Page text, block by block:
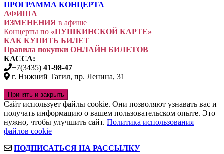
ПРОГРАММА КОНЦЕРТА
АФИША
ИЗМЕНЕНИЯ в афише
Концерты по «ПУШКИНСКОЙ КАРТЕ»
КАК КУПИТЬ БИЛЕТ
Правила покупки ОНЛАЙН БИЛЕТОВ
КАССА:
+7(3435) 41-98-47
г. Нижний Тагил, пр. Ленина, 31
Сайт использует файлы cookie. Они позволяют узнавать вас и
получать информацию о вашем пользовательском опыте. Это
нужно, чтобы улучшить сайт. Политика использования
файлов cookie
ПОДПИСАТЬСЯ НА РАССЫЛКУ